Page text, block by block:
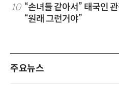
10 “손녀들 같아서” 태국인
“원래 그런거야”
주요뉴스